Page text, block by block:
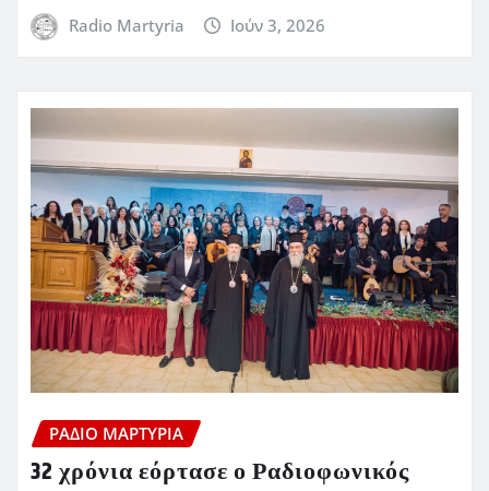
Radio Martyria Ιούν 3, 2026
ΡΆΔΙΟ ΜΑΡΤΥΡΊΑ
32 χρόνια εόρτασε ο Ραδιοφωνικός